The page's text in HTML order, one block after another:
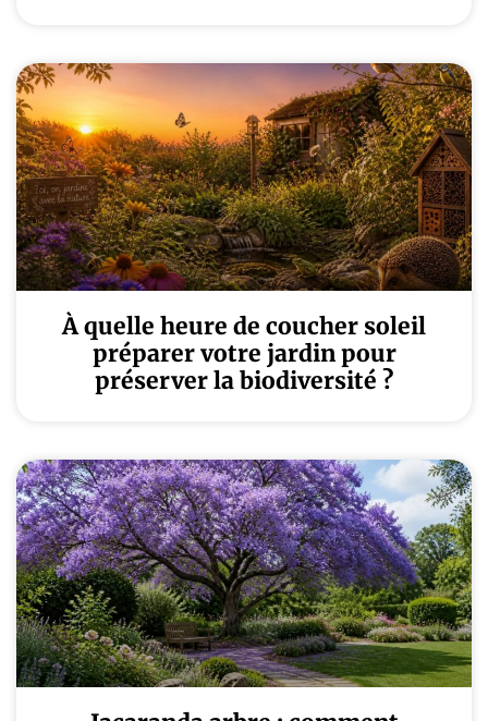
À quelle heure de coucher soleil
préparer votre jardin pour
préserver la biodiversité ?